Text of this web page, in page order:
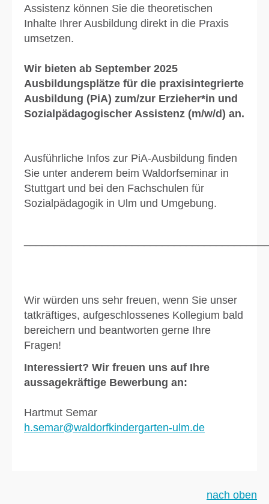
Assistenz können Sie die theoretischen
Inhalte Ihrer Ausbildung direkt in die Praxis
umsetzen.
Wir bieten ab September 2025
Ausbildungsplätze für die praxisintegrierte
Ausbildung (PiA) zum/zur Erzieher*in und
Sozialpädagogischer Assistenz (m/w/d) an.
Ausführliche Infos zur PiA-Ausbildung finden
Sie unter anderem beim Waldorfseminar in
Stuttgart und bei den Fachschulen für
Sozialpädagogik in Ulm und Umgebung.
Wir würden uns sehr freuen, wenn Sie unser
tatkräftiges, aufgeschlossenes Kollegium bald
bereichern und beantworten gerne Ihre
Fragen!
Interessiert? Wir freuen uns auf Ihre
aussagekräftige Bewerbung an:
Hartmut Semar
h.semar@waldorfkindergarten-ulm.de
nach oben